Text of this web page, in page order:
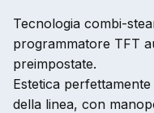
Tecnologia combi-
programmatore TFT
preimpostate.
Estetica
della linea, con